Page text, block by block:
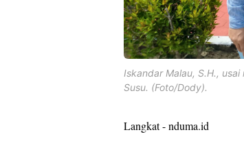
Iskandar Malau, S.H.,
Susu. (Foto/Dody).
Langkat - nduma.id